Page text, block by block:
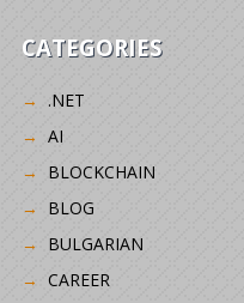
CATEGORIES
.NET
AI
BLOCKCHAIN
BLOG
BULGARIAN
CAREER